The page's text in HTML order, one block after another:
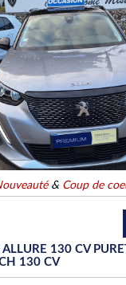
& Coup de
130 CV
130 CV